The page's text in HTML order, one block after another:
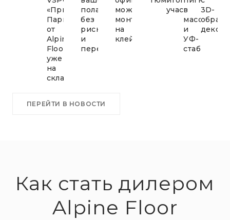
«Приоритет
Паркет»
от
Alpine
Floor
уже
на
складе!
пола
без
рисков
и
переплат!
можно
монтировать
на
клей
участия
в
массе
и
УФ-
3D-
ПЕРЕЙТИ В НОВОСТИ
Как стать дилером
Alpine Floor